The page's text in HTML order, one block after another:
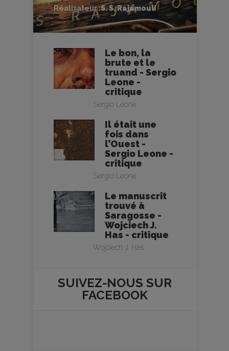
Réalisateur :S. S. Rajamouli
Le bon, la
brute et le
truand - Sergio
Leone -
critique
Sergio Leone
Il était une
fois dans
l’Ouest -
Sergio Leone -
critique
Sergio Leone
Le manuscrit
trouvé à
Saragosse -
Wojciech J.
Has - critique
Wojciech J. Has
SUIVEZ-NOUS SUR
FACEBOOK